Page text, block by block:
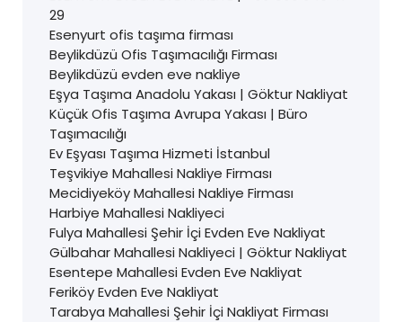
29
Esenyurt ofis taşıma firması
Beylikdüzü Ofis Taşımacılığı Firması
Beylikdüzü evden eve nakliye
Eşya Taşıma Anadolu Yakası | Göktur Nakliyat
Küçük Ofis Taşıma Avrupa Yakası | Büro
Taşımacılığı
Ev Eşyası Taşıma Hizmeti İstanbul
Teşvikiye Mahallesi Nakliye Firması
Mecidiyeköy Mahallesi Nakliye Firması
Harbiye Mahallesi Nakliyeci
Fulya Mahallesi Şehir İçi Evden Eve Nakliyat
Gülbahar Mahallesi Nakliyeci | Göktur Nakliyat
Esentepe Mahallesi Evden Eve Nakliyat
Feriköy Evden Eve Nakliyat
Tarabya Mahallesi Şehir İçi Nakliyat Firması